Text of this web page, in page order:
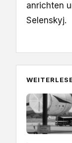
anrichten
Selenskyj.